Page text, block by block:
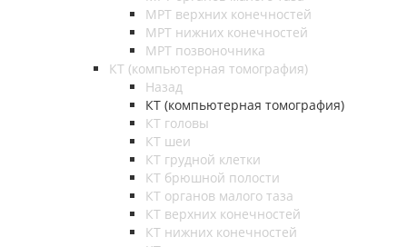
МРТ верхних конечностей
МРТ нижних конечностей
МРТ позвоночника
КТ (компьютерная томография)
Назад
КТ (компьютерная томография)
КТ головы
КТ шеи
КТ грудной клетки
КТ брюшной полости
КТ органов малого таза
КТ верхних конечностей
КТ нижних конечностей